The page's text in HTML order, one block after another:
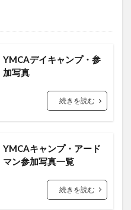
YMCAデイキャンプ・参
加写真
続きを読む
YMCAキャンプ・アード
マン参加写真一覧
続きを読む